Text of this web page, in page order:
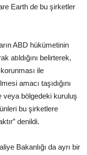
Earth de bu şirketler
ABD hükümetinin
atıldığını belirterek,
ile
amacı taşıdığını
veya bölgedeki kuruluş
bu şirketlere
denildi.
Bakanlığı da ayrı bir